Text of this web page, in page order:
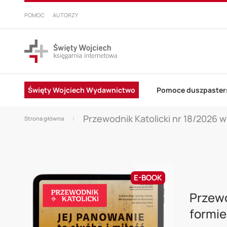
PRZEJDŹ
DO
POMOC AUTORZY
Święty Wojciech Wydawnictwo Pomoce
Strona główna Przewodnik Katolicki nr 18/2026
to
E-BOOK
formie